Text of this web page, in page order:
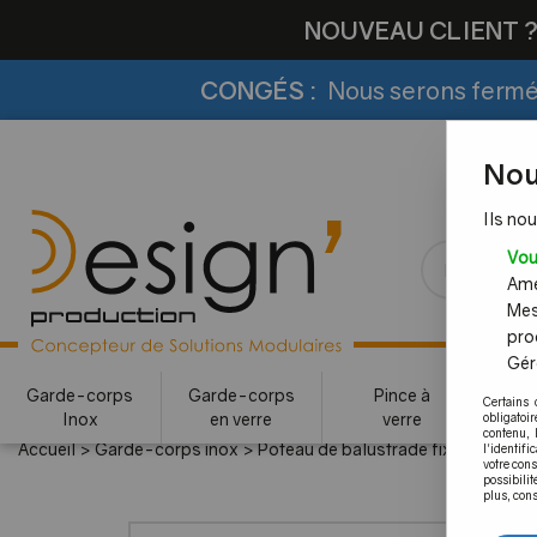
NOUVEAU CLIENT ?
CONGÉS : Nous serons
Garde-corps
Inox
Garde-corps
en verre
Pince à
verre
Accueil>Garde-corps inox>Poteau de balustrade fixation à la
Ils
Certains
contenu,
votre
plus,